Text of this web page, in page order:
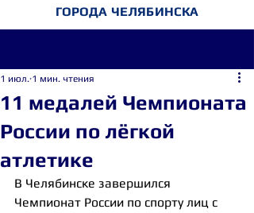
ГОРОДА ЧЕЛЯБИНСКА
11 медалей Чемпионата
России по лёгкой
атлетике
1 июл. 1 мин. чтения
В Челябинске завершился
Чемпионат России по спорту лиц с